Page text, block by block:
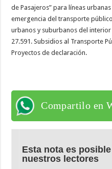
de Pasajeros” para líneas
emergencia del transporte
urbanos y suburbanos del
27.591. Subsidios al Transporte
Proyectos de declaración.
Compartilo en
Esta nota es
nuestros lectores